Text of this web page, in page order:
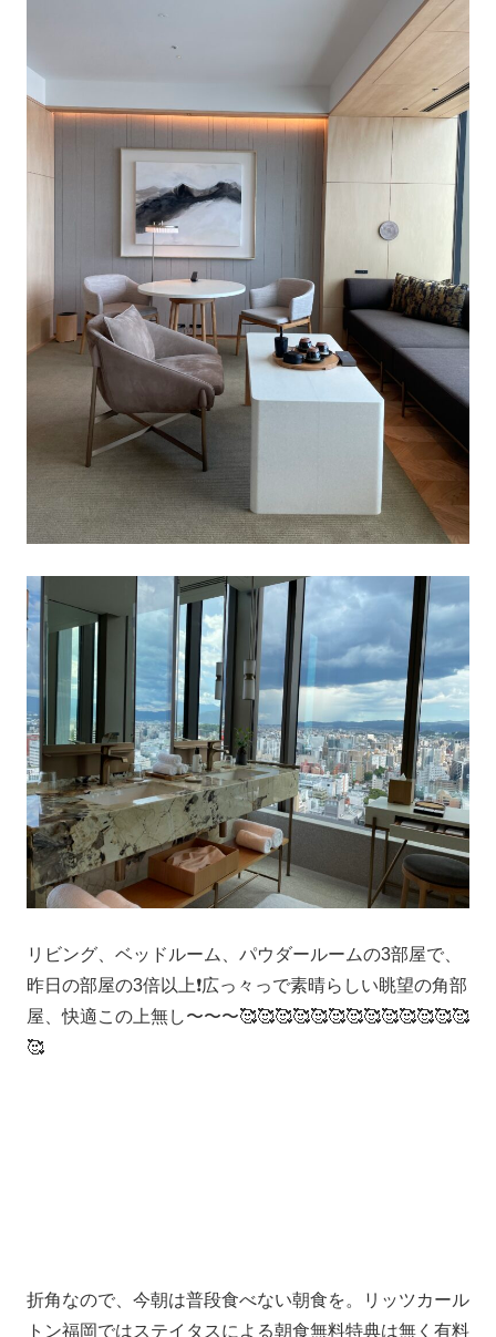
リビング、ベッドルーム、パウダールームの3部屋で、
昨日の部屋の3倍以上❗️広っ々っで素晴らしい眺望の角部
屋、快適この上無し〜〜〜🥰🥰🥰🥰🥰🥰🥰🥰🥰🥰🥰🥰🥰
🥰
折角なので、今朝は普段食べない朝食を。リッツカール
トン福岡ではステイタスによる朝食無料特典は無く有料